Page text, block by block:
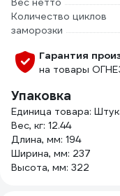
Количество циклов
заморозки
Гарантия
на товары
Упаковка
Единица товара:
Вес, кг: 12.44
Длина, мм: 194
Ширина, мм: 237
Высота, мм: 322